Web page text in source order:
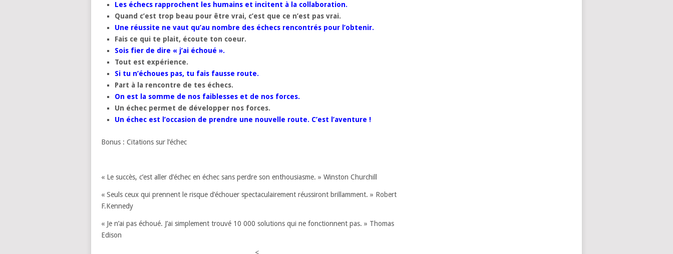
Les échecs rapprochent les humains et incitent à la collaboration.
Quand c’est trop beau pour être vrai, c’est que ce n’est pas vrai.
Une réussite ne vaut qu’au nombre des échecs rencontrés pour l’obtenir.
Fais ce qui te plait, écoute ton coeur.
Sois fier de dire « j’ai échoué ».
Tout est expérience.
Si tu n’échoues pas, tu fais fausse route.
Part à la rencontre de tes échecs.
On est la somme de nos faiblesses et de nos forces.
Un échec permet de développer nos forces.
Un échec est l’occasion de prendre une nouvelle route. C’est l’aventure !
Bonus : Citations sur l’échec
« Le succès, c’est aller d’échec en échec sans perdre son enthousiasme. » Winston Churchill
« Seuls ceux qui prennent le risque d’échouer spectaculairement réussiront brillamment. » Robert
F.Kennedy
« Je n’ai pas échoué. J’ai simplement trouvé 10 000 solutions qui ne fonctionnent pas. » Thomas
Edison